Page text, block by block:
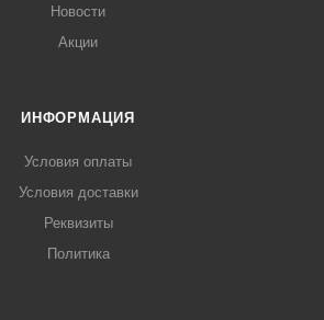
Новости
Акции
ИНФОРМАЦИЯ
Условия оплаты
Условия доставки
Реквизиты
Политика